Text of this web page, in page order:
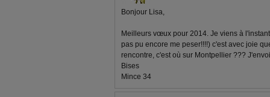
Bonjour Lisa,
Meilleurs vœux pour 2014. Je viens à
pas pu encore me peser!!!!) c'est avec joie
rencontre, c'est où sur Montpellier ???
Bises
Mince 34